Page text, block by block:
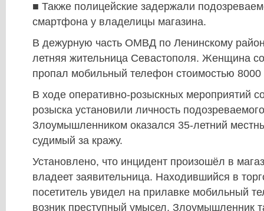
■ Также полицейские задержали
смартфона у владелицы магазина.
В дежурную часть ОМВД по Ленинскому
летняя жительница Севастополя. Женщина
пропал мобильный телефон стоимостью 8000
В ходе оперативно-розыскных мероприятий
розыска установили личность
Злоумышленником оказался 35-летний
судимый за кражу.
Установлено, что инцидент произошёл в
владеет заявительница. Находившийся в
посетитель увидел на прилавке мобильный
возник преступный умысел. Злоумышленник